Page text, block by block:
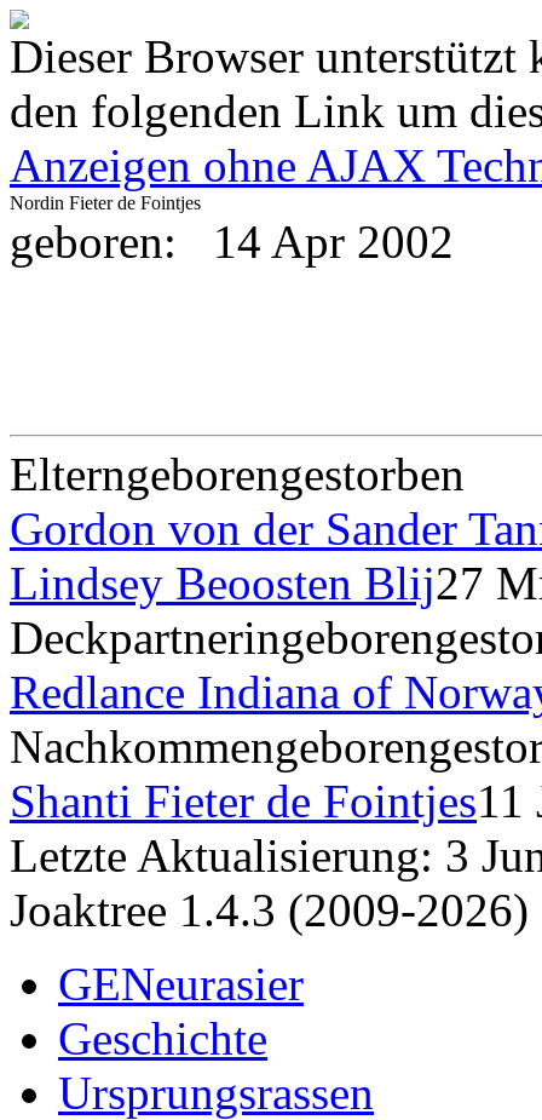
Dieser Browser
den folgenden Link um
Anzeigen ohne AJAX
Nordin Fieter de Fointjes
geboren: 14 Apr 2002
Elterngeborengestorben
Gordon von der Sander
Lindsey Beoosten Blij27
Deckpartneringeboren
Redlance Indiana of
Nachkommengeboren
Shanti Fieter de Fointjes11
Letzte Aktualisierung: 3
Joaktree 1.4.3 (2009-2026)
GENeurasier
Geschichte
Ursprungsrassen